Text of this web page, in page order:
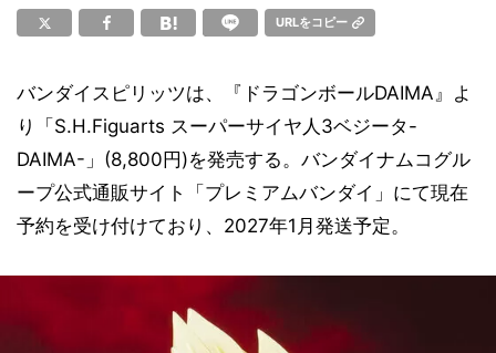
URLをコピー
バンダイスピリッツは、『ドラゴンボールDAIMA』よ
り「S.H.Figuarts スーパーサイヤ人3ベジータ-
DAIMA-」(8,800円)を発売する。バンダイナムコグル
ープ公式通販サイト「プレミアムバンダイ」にて現在
予約を受け付けており、2027年1月発送予定。